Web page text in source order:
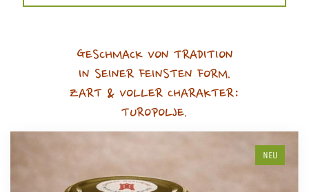
GESCHMACK VON TRADITION
IN SEINER FEINSTEN FORM.
ZART & VOLLER CHARAKTER:
TUROPOLJE.
NEU